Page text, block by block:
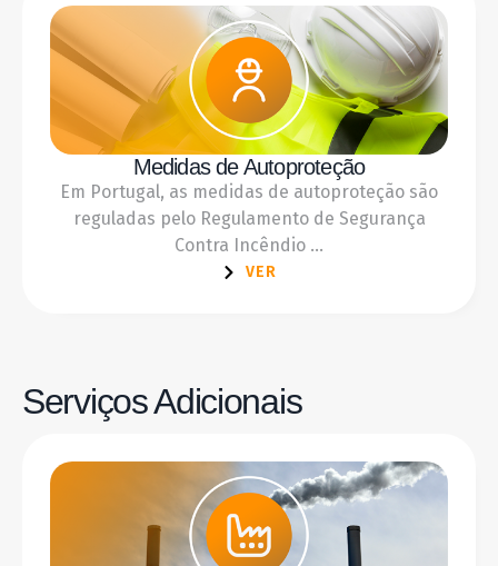
Medidas de Autoproteção
Em Portugal, as medidas de autoproteção são
reguladas pelo Regulamento de Segurança
Contra Incêndio ...
VER
Serviços Adicionais